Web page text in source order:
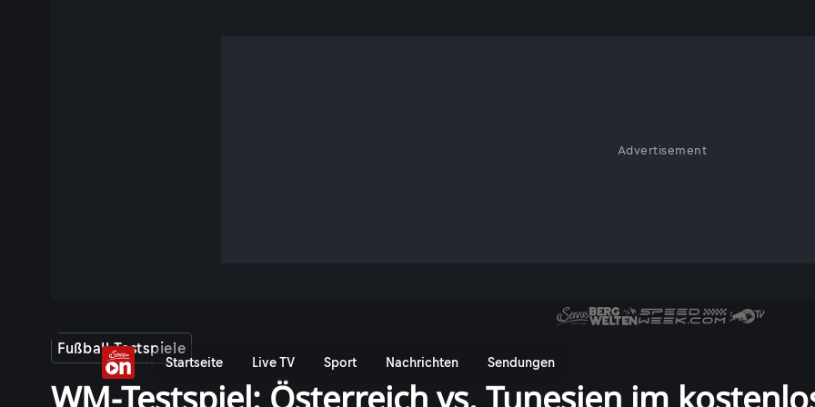
Advertisement
Startseite Live TV Sport Nachrichten Sendungen
Fußball-Testspiele